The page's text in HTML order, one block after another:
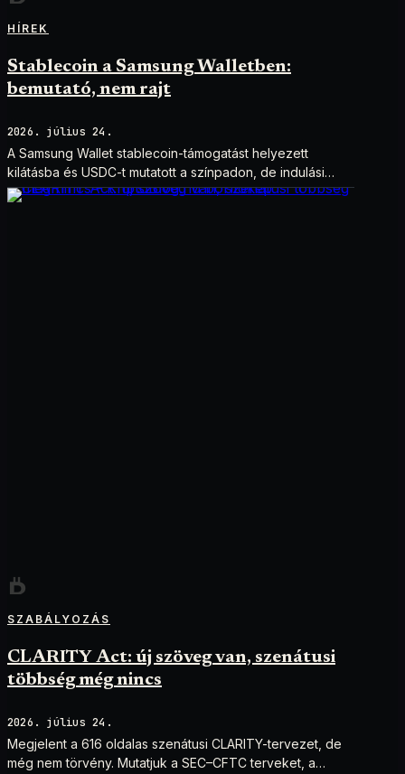
HÍREK
Stablecoin a Samsung Walletben:
bemutató, nem rajt
2026. július 24.
A Samsung Wallet stablecoin-támogatást helyezett
kilátásba és USDC-t mutatott a színpadon, de indulási
dátum és technikai részletek nélkül.
SZABÁLYOZÁS
CLARITY Act: új szöveg van, szenátusi
többség még nincs
2026. július 24.
Megjelent a 616 oldalas szenátusi CLARITY-tervezet, de
még nem törvény. Mutatjuk a SEC–CFTC terveket, a